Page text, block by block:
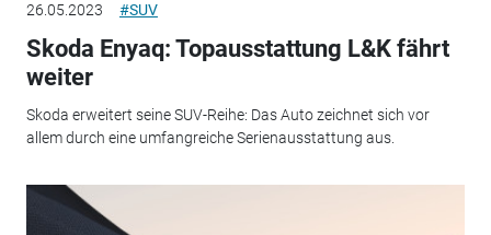
26.05.2023 #SUV
Skoda Enyaq: Topausstattung L&K fährt
weiter
Skoda erweitert seine SUV-Reihe: Das Auto zeichnet sich vor
allem durch eine umfangreiche Serienausstattung aus.